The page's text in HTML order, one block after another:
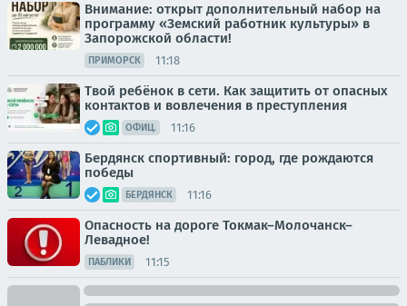
Внимание: открыт дополнительный набор на
программу «Земский работник культуры» в
Запорожской области!
ПРИМОРСК 11:18
Твой ребёнок в сети. Как защитить от опасных
контактов и вовлечения в преступления
ОФИЦ. 11:16
Бердянск спортивный: город, где рождаются
победы
БЕРДЯНСК 11:16
Опасность на дороге Токмак–Молочанск–
Левадное!
ПАБЛИКИ 11:15